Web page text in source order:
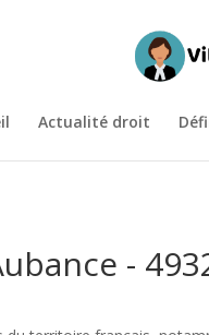
Actualité droit
-